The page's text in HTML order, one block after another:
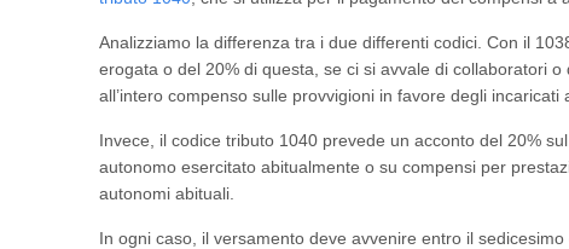
Analizziamo la differenza tra i due differenti codici. Con il
erogata o del 20% di questa, se ci si avvale di collaboratori
all’intero compenso sulle provvigioni in favore degli incaricati
Invece, il codice tributo 1040 prevede un acconto del 20%
autonomo esercitato abitualmente o su compensi per
autonomi abituali.
In ogni caso, il versamento deve avvenire entro il